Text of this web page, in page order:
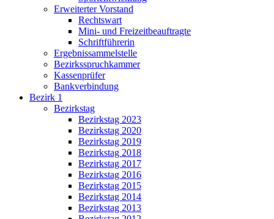
Erweiterter Vorstand
Rechtswart
Mini- und Freizeitbeauftragte
Schriftführerin
Ergebnissammelstelle
Bezirksspruchkammer
Kassenprüfer
Bankverbindung
Bezirk 1
Bezirkstag
Bezirkstag 2023
Bezirkstag 2020
Bezirkstag 2019
Bezirkstag 2018
Bezirkstag 2017
Bezirkstag 2016
Bezirkstag 2015
Bezirkstag 2014
Bezirkstag 2013